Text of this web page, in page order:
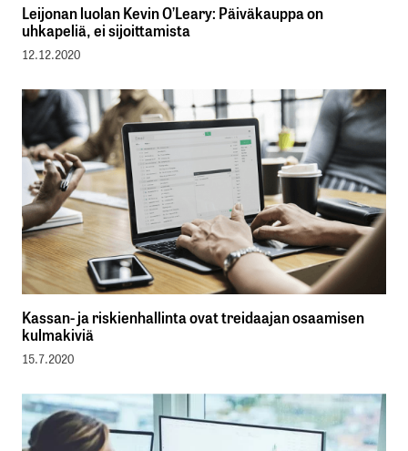
Leijonan luolan Kevin O’Leary: Päiväkauppa on
uhkapeliä, ei sijoittamista
12.12.2020
Kassan- ja riskienhallinta ovat treidaajan osaamisen
kulmakiviä
15.7.2020